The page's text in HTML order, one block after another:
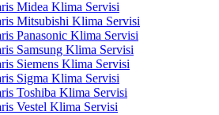
Midea Klima Servisi
Mitsubishi Klima Servisi
Panasonic Klima Servisi
Samsung Klima Servisi
Siemens Klima Servisi
Sigma Klima Servisi
Toshiba Klima Servisi
Vestel Klima Servisi